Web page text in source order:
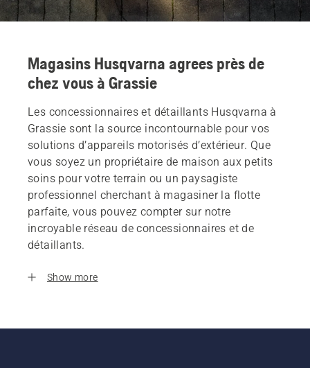
Magasins Husqvarna agrees près de
chez vous à Grassie
Les concessionnaires et détaillants Husqvarna à
Grassie sont la source incontournable pour vos
solutions d’appareils motorisés d’extérieur. Que
vous soyez un propriétaire de maison aux petits
soins pour votre terrain ou un paysagiste
professionnel cherchant à magasiner la flotte
parfaite, vous pouvez compter sur notre
incroyable réseau de concessionnaires et de
détaillants.
Show more